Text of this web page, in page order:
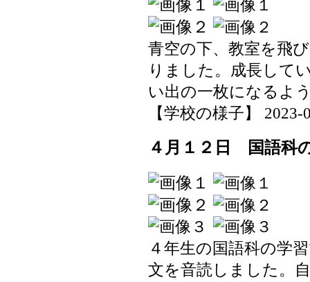
青空の下、教室を飛
りました。成長して
い出の一枚になるよ
【学校の様子】 2023-
４月１２日 国語科
４年生の国語科の学
文を音読しました。